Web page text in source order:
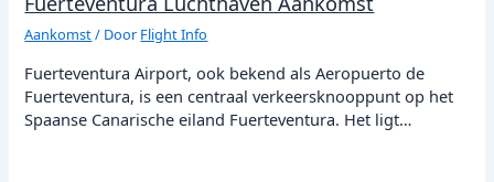
Aankomst/ Door Flight Info
Fuerteventura Airport, ook bekend als Aeropuerto de
Fuerteventura, is een centraal verkeersknooppunt op het
Spaanse Canarische eiland Fuerteventura. Het ligt…